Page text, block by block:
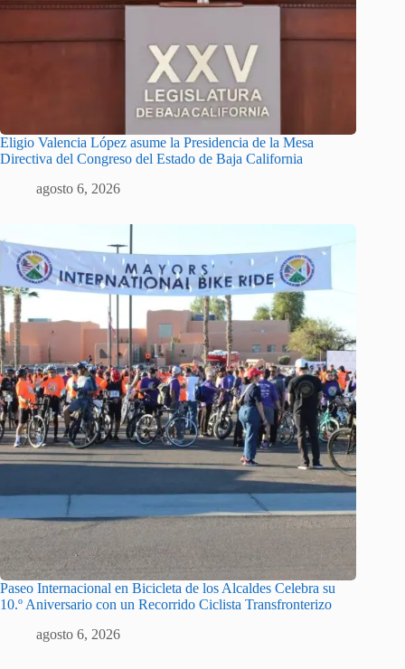
Eligio Valencia López asume la Presidencia de la Mesa
Directiva del Congreso del Estado de Baja California
agosto 6, 2026
Paseo Internacional en Bicicleta de los Alcaldes Celebra su
10.º Aniversario con un Recorrido Ciclista Transfronterizo
agosto 6, 2026